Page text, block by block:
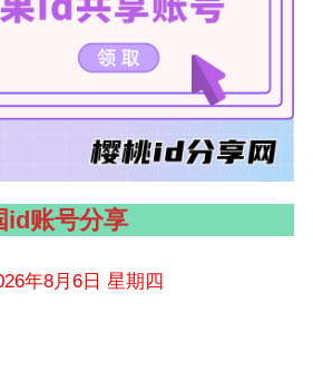
id账号分享
年8月6日 星期四